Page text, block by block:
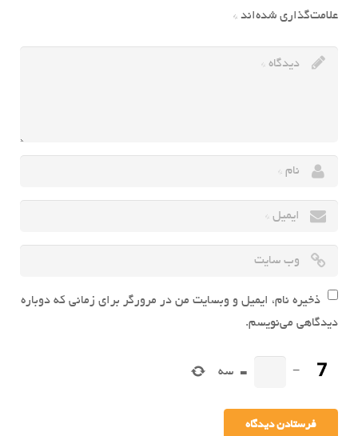
علامت‌گذاری شده‌اند *
ذخیره نام، ایمیل و وبسایت من در مرورگر برای زمانی که دوباره
دیدگاهی می‌نویسم.
−
= سه